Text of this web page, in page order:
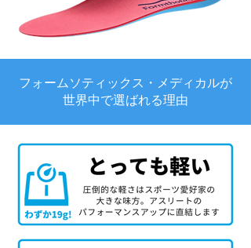
フォームソティックス・メディカルが
世界中で選ばれる理由